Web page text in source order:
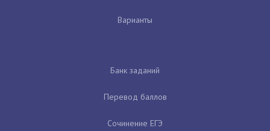
Варианты
Банк заданий
Перевод баллов
Сочинение ЕГЭ